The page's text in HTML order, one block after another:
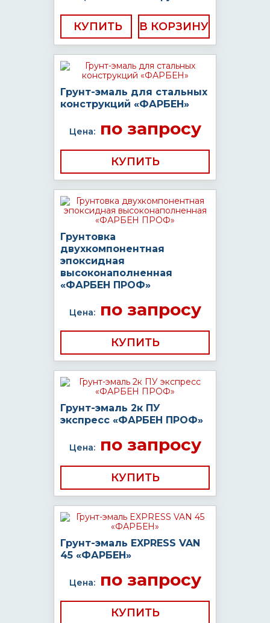
КУПИТЬ
Грунт-эмаль для стальных
конструкций «ФАРБЕН»
Цена:по запросу
КУПИТЬ
Грунтовка
двухкомпонентная
эпоксидная
высоконаполненная
«ФАРБЕН ПРОФ»
Цена:по запросу
КУПИТЬ
Грунт-эмаль 2к ПУ
экспресс «ФАРБЕН ПРОФ»
Цена:по запросу
КУПИТЬ
Грунт-эмаль EXPRESS VAN
45 «ФАРБЕН»
Цена:по запросу
КУПИТЬ